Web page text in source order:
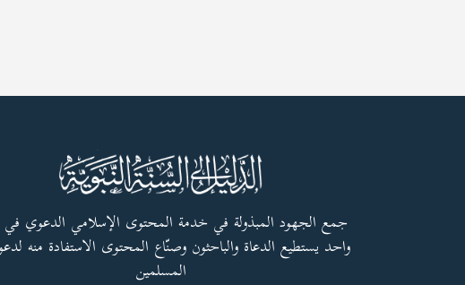
جمع الجهود المبذولة في خدمة المحتوى الإسلامي الدعوي في
واحد يستطيع الدعاة والباحثون وصنّاع المحتوى الاستفادة منه
المسلمين